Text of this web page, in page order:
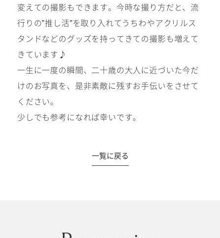
変えての撮影もできます。今時な撮り方だと、流
行りの”推し活”を取り入れてうちわやアクリルス
タンドなどのグッズを持ってきての撮影も増えて
きています♪
一生に一度の瞬間、二十歳の大人に近づいた今だ
けのお写真を、是非素敵に残すお手伝いをさせて
ください。
少しでも参考になれば幸いです。
一覧に戻る